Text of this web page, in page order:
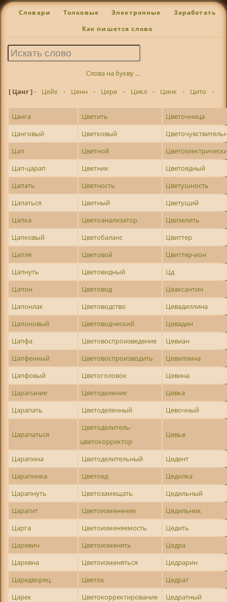
Словари Толковые Электронные Заработать
Как пишется слово
Слова на букву ...
[ Цанг ]- Цейх - Ценн - Цере - Цикл - Цинк - Цито -
Цанга Цветить
Цветочница
Цанговый
Цветковый
Цап
Цветной
Цап-царап
Цветник
Цветоядный
Цапать
Цветность
Цветушность
Цапаться
Цветный
Цветущий
Цапка
Цветоанализатор
Цвизелить
Цапковый
Цветобаланс
Цвиттер
Цапля
Цветовой
Цвиттер-ион
Цапнуть
Цветовидный
Цд
Цапон
Цветовод
Цеаксантин
Цапонлак
Цветоводство
Цевадиллина
Цапоновый
Цветоводческий
Цевадин
Цапфа
Цветовоспроизведение
Цевиан
Цапфенный
Цветовоспроизводить
Цевиллина
Цапфовый
Цветоголовок
Цевина
Царапание
Цветоделение
Цевка
Царапать
Цветоделенный Цевочный
Царапаться
Цветоделитель-
цветокорректор
Цевье
Царапина Цветоделительный
Цедент
Царапинка
Цветоед
Цедилка
Царапнуть
Цветозамещать
Цедильный
Царатит
Цветоизменение
Цедильник
Царга
Цветоизменяемость
Цедить
Царевич
Цветоизменять
Цедра
Царевна
Цветоизменяться
Цедрарин
Царедворец
Цветок
Цедрат
Царек
Цветокорректирование
Цедратный